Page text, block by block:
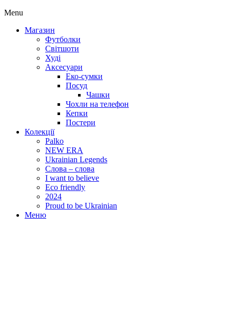
Menu
Магазин
Футболки
Світшоти
Худі
Аксесуари
Еко-сумки
Посуд
Чашки
Чохли на телефон
Кепки
Постери
Колекції
Palko
NEW ERA
Ukrainian Legends
Слова – слова
I want to believe
Eco friendly
2024
Proud to be Ukrainian
Меню